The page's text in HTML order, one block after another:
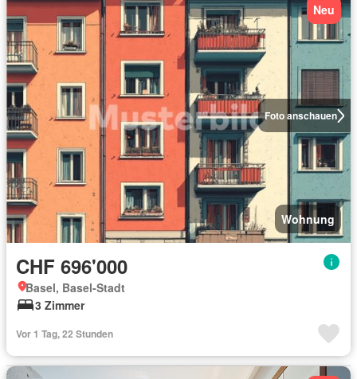
Foto anschauen
Neu
Wohnung
CHF 696'000
Basel, Basel-Stadt
3 Zimmer
Vor 1 Tag, 22 Stunden